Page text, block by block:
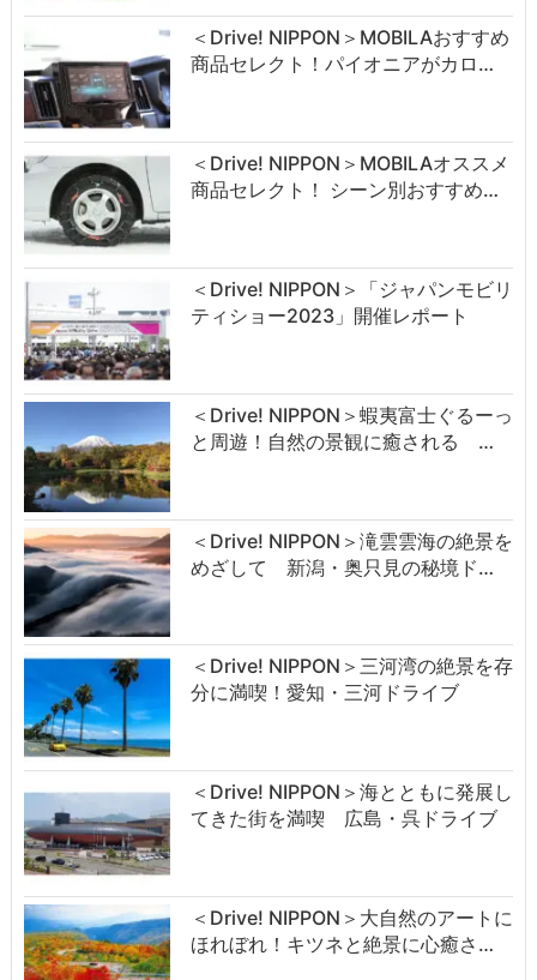
＜Drive! NIPPON＞MOBILAおすすめ
商品セレクト！パイオニアがカロ…
＜Drive! NIPPON＞MOBILAオススメ
商品セレクト！ シーン別おすすめ…
＜Drive! NIPPON＞「ジャパンモビリ
ティショー2023」開催レポート
＜Drive! NIPPON＞蝦夷富士ぐるーっ
と周遊！自然の景観に癒される …
＜Drive! NIPPON＞滝雲雲海の絶景を
めざして 新潟・奥只見の秘境ド…
＜Drive! NIPPON＞三河湾の絶景を存
分に満喫！愛知・三河ドライブ
＜Drive! NIPPON＞海とともに発展し
てきた街を満喫 広島・呉ドライブ
＜Drive! NIPPON＞大自然のアートに
ほれぼれ！キツネと絶景に心癒さ…